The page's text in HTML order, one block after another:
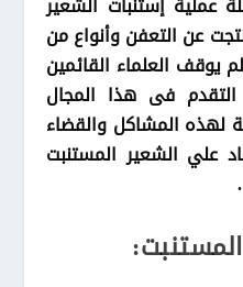
عن التعفن وأنواع من
يوقف العلماء القائمين
فى هذا المجال
لهذه المشاكل والقضاء
علي الشعير المستنبت